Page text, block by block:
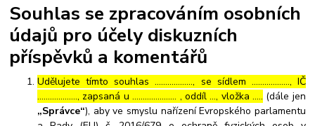
Souhlas se zpracováním osobních
údajů pro účely diskuzních
příspěvků a komentářů
Udělujete tímto souhlas ……………..., se sídlem ………………, IČ
………………., zapsaná u ………………… , oddíl …, vložka ….. (dále jen
„Správce“), aby ve smyslu nařízení Evropského parlamentu